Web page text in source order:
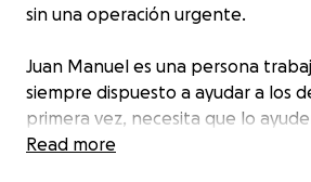
sin una operación urgente.
Juan Manuel es una persona
siempre dispuesto a ayudar a los
primera vez, necesita que lo
cirugía que requiere es costosa y,
Read more